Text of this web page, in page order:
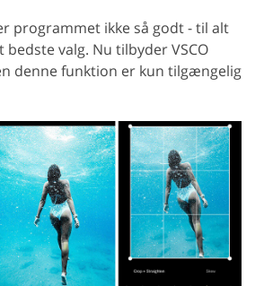
programmet ikke så godt - til alt
valg. Nu tilbyder VSCO
denne funktion er kun tilgængelig